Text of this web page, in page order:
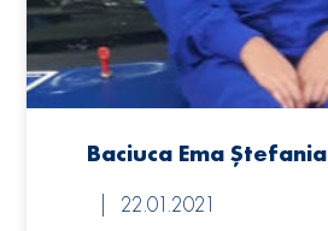
Baciuca Ema Ștefania
22.01.2021